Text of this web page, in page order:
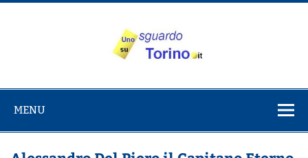
Salta
su Torino
MENU